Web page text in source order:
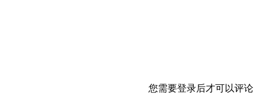
您需要登录后才可以评论